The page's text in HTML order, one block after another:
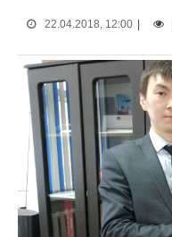
22.04.2018, 12:00